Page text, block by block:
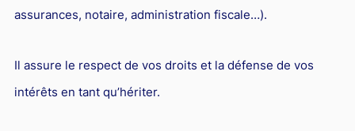
assurances, notaire, administration fiscale…).
Il assure le respect de vos droits et la défense de vos
intérêts en tant qu’hériter.